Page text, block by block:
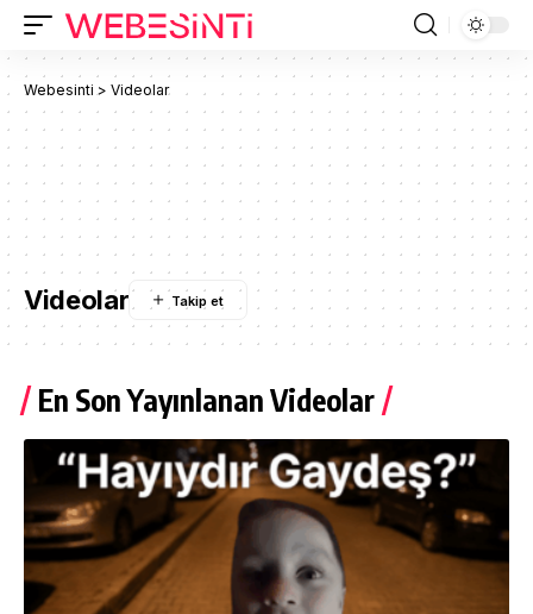
Webesinti > Videolar
Videolar
En Son Yayınlanan Videolar